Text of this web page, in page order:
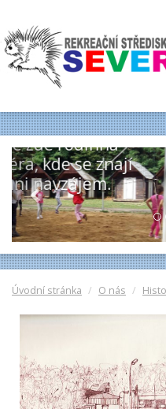
Tábor ušitý
už je
Previous
Úvodní stránka O nás